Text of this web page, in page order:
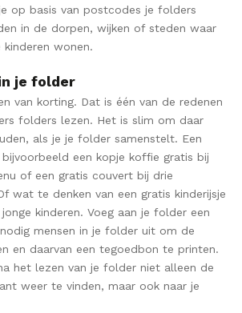
op basis van postcodes je folders
in de dorpen, wijken of steden waar
kinderen wonen.
je folder
van korting. Dat is één van de redenen
folders lezen. Het is slim om daar
als je je folder samenstelt. Een
een kopje koffie gratis bij
of een gratis couvert bij drie
wat te denken van een gratis kinderijsje
kinderen. Voeg aan je folder een
mensen in je folder uit om de
en daarvan een tegoedbon te printen.
het lezen van je folder niet alleen de
weer te vinden, maar ook naar je